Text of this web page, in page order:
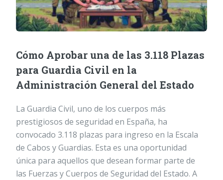
Cómo Aprobar una de las 3.118 Plazas
para Guardia Civil en la
Administración General del Estado
La Guardia Civil, uno de los cuerpos más
prestigiosos de seguridad en España, ha
convocado 3.118 plazas para ingreso en la Escala
de Cabos y Guardias. Esta es una oportunidad
única para aquellos que desean formar parte de
las Fuerzas y Cuerpos de Seguridad del Estado. A